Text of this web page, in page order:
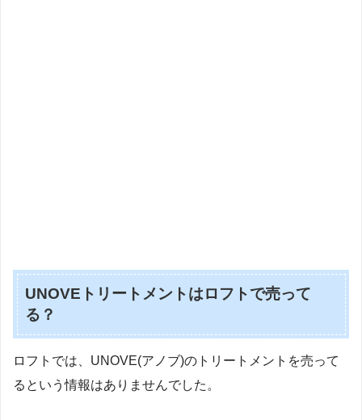
UNOVEトリートメントはロフトで売って
る？
ロフトでは、UNOVE(アノブ)のトリートメントを売って
るという情報はありませんでした。